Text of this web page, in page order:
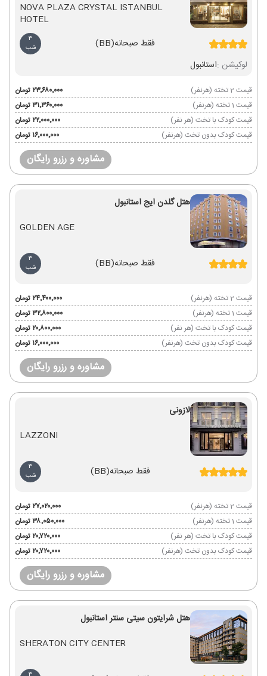
NOVA PLAZA CRYSTAL ISTANBUL
HOTEL
فقط صبحانه(BB)
3
شب
لوکیشن :استانبول
قیمت 2 تخته (هرنفر)
۲۳٬۶۸۰٬۰۰۰ تومان
قیمت 1 تخته (هرنفر)
۳۱٬۳۶۰٬۰۰۰ تومان
قیمت کودک با تخت (هر نفر)
۲۲٬۰۰۰٬۰۰۰ تومان
قیمت کودک بدون تخت (هرنفر)
۱۶٬۰۰۰٬۰۰۰ تومان
مشاوره و رزرو رایگان
هتل گلدن ایج استانبول
GOLDEN AGE
فقط صبحانه(BB)
3
شب
قیمت 2 تخته (هرنفر)
۲۴٬۴۰۰٬۰۰۰ تومان
قیمت 1 تخته (هرنفر)
۳۲٬۸۰۰٬۰۰۰ تومان
قیمت کودک با تخت (هر نفر)
۲۰٬۸۰۰٬۰۰۰ تومان
قیمت کودک بدون تخت (هرنفر)
۱۶٬۰۰۰٬۰۰۰ تومان
مشاوره و رزرو رایگان
لازونی
LAZZONI
فقط صبحانه(BB)
3
شب
قیمت 2 تخته (هرنفر)
۲۷٬۰۲۰٬۰۰۰ تومان
قیمت 1 تخته (هرنفر)
۳۸٬۰۵۰٬۰۰۰ تومان
قیمت کودک با تخت (هر نفر)
۲۰٬۷۲۰٬۰۰۰ تومان
قیمت کودک بدون تخت (هرنفر)
۲۰٬۷۲۰٬۰۰۰ تومان
مشاوره و رزرو رایگان
هتل شرایتون سیتی سنتر استانبول
SHERATON CITY CENTER